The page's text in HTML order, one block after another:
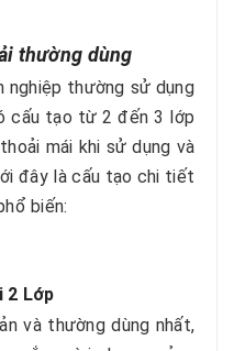
thường dùng
nghiệp thường sử dụng
cấu tạo từ 2 đến 3 lớp
mái khi sử dụng và
đây là cấu tạo chi tiết
biến:
2 Lớp
và thường dùng nhất,